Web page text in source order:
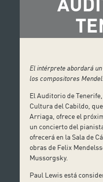
El intérprete abordará
los compositores
El Auditorio de
Cultura del Cabildo,
Arriaga, ofrece el
un concierto del
ofrecerá en la Sala de
obras de Felix
Mussorgsky.
Paul Lewis está